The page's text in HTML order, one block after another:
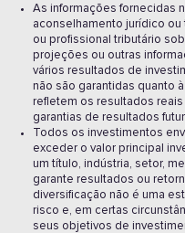
As informações fornecidas
aconselhamento jurídico
ou profissional tributário
projeções ou outras
vários resultados de
não são garantidas quanto
refletem os resultados
garantias de resultados
Todos os investimentos
exceder o valor principal
um título, indústria, setor,
garante resultados ou
diversificação não é uma
risco e, em certas
seus objetivos de